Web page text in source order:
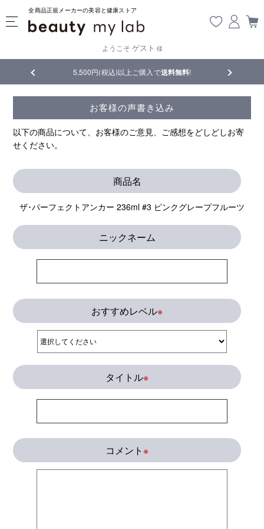
全商品正規メーカーの美容と健康ストア
ようこそ ゲスト 様
5,500円(税込)以上ご購入で送料無料! 【重要】
お客様の声書き込み
以下の商品について、お客様のご意見、ご感想をどしどしお寄
せください。
商品名
ザ･パーフェクトアンカー 236ml #3 ピンクグレープフルーツ
ニックネーム
おすすめレベル※
タイトル※
コメント※